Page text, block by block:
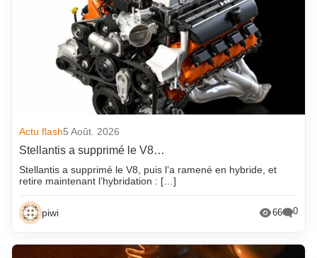
Actu flash5 Août. 2026
Stellantis a supprimé le V8…
Stellantis a supprimé le V8, puis l’a ramené en hybride, et
retire maintenant l’hybridation : […]
piwi 66 0